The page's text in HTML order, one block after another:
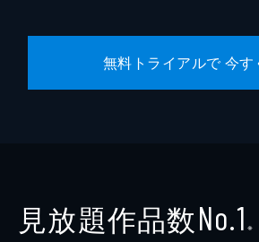
無料トライアルで 今す
見放題作品数No.1 ※